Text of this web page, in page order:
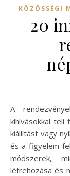
KÖZÖSSÉGI
20
A rendezvények szervezése izgalmas, de egyben
kihívásokkal teli
kiállítást vagy
és a figyelem
módszerek,
létrehozása és